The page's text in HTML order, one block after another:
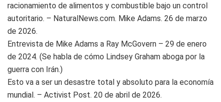
racionamiento de alimentos y combustible bajo un control
autoritario. – NaturalNews.com. Mike Adams. 26 de marzo
de 2026.
Entrevista de Mike Adams a Ray McGovern – 29 de enero
de 2024. (Se habla de cómo Lindsey Graham aboga por la
guerra con Irán.)
Esto va a ser un desastre total y absoluto para la economía
mundial. – Activist Post. 20 de abril de 2026.